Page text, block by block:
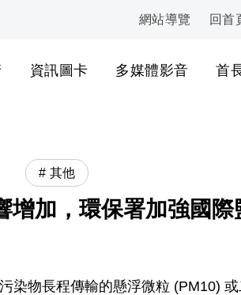
:::
網站導覽 回首
資訊圖卡 多媒體影音 首
其他
增加，環保署加強國際
染物長程傳輸的懸浮微粒 (PM10)